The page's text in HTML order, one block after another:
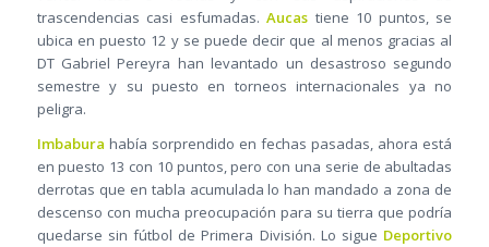
trascendencias casi esfumadas.Aucas tiene 10 puntos, se
ubica en puesto 12 y se puede decir que al menos gracias al
DT Gabriel Pereyra han levantado un desastroso segundo
semestre y su puesto en torneos internacionales ya no
peligra.
Imbabura había sorprendido en fechas pasadas, ahora está
en puesto 13 con 10 puntos, pero con una serie de abultadas
derrotas que en tabla acumulada lo han mandado a zona de
descenso con mucha preocupación para su tierra que podría
quedarse sin fútbol de Primera División. Lo sigue Deportivo